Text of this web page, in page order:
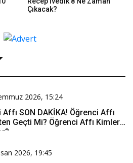
Çıkacak?
2026, 15:24
Affı SON DAKİKA! Öğrenci Affı
Geçti Mi? Öğrenci Affı Kimleri
2026, 19:45